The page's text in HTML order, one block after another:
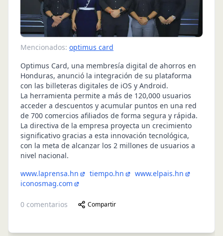
Mencionados: optimus card
Optimus Card, una membresía digital de ahorros en
Honduras, anunció la integración de su plataforma
con las billeteras digitales de iOS y Android.
La herramienta permite a más de 120,000 usuarios
acceder a descuentos y acumular puntos en una red
de 700 comercios afiliados de forma segura y rápida.
La directiva de la empresa proyecta un crecimiento
significativo gracias a esta innovación tecnológica,
con la meta de alcanzar los 2 millones de usuarios a
nivel nacional.
www.laprensa.hn
tiempo.hn
www.elpais.hn
iconosmag.com
0 comentarios Compartir